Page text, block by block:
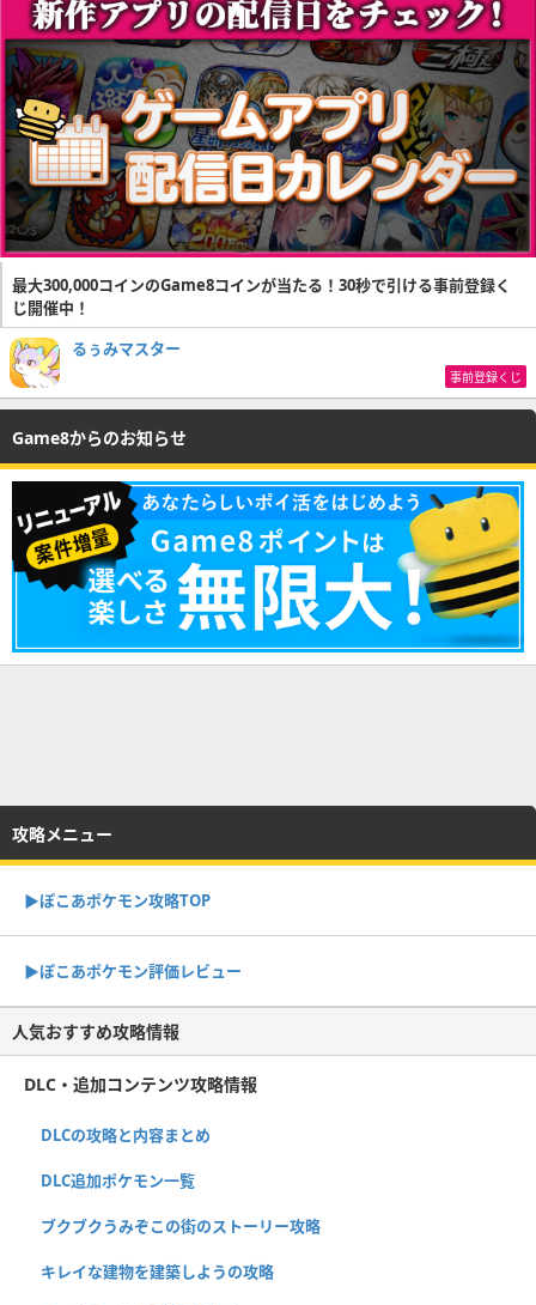
最大300,000コインのGame8コインが当たる！30秒で引ける事前登録く
じ開催中！
るぅみマスター
事前登録くじ
Game8からのお知らせ
攻略メニュー
▶︎ぽこあポケモン攻略TOP
▶︎ぽこあポケモン評価レビュー
人気おすすめ攻略情報
DLC・追加コンテンツ攻略情報
DLCの攻略と内容まとめ
DLC追加ポケモン一覧
ブクブクうみぞこの街のストーリー攻略
キレイな建物を建築しようの攻略